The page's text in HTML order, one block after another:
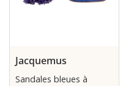
Jacquemus
Sandales bleues à